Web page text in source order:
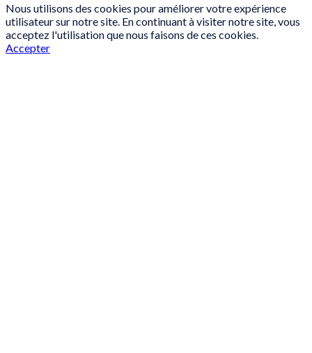
Nous utilisons des cookies pour améliorer votre expérience
utilisateur sur notre site. En continuant à visiter notre site, vous
acceptez l'utilisation que nous faisons de ces cookies.
Accepter